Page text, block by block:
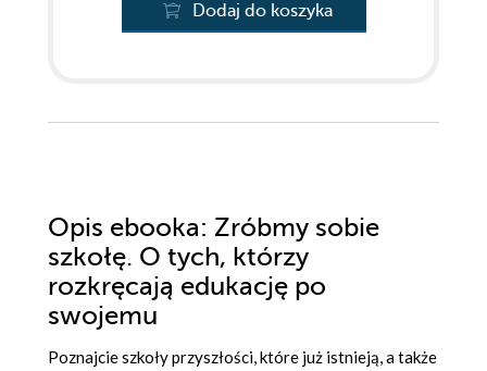
Dodaj do koszyka
Opis ebooka: Zróbmy sobie
szkołę. O tych, którzy
rozkręcają edukację po
swojemu
Poznajcie szkoły przyszłości, które już istnieją, a także